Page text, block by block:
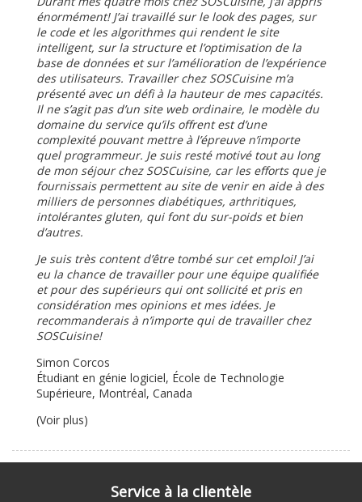
énormément! J’ai travaillé sur le look des pages, sur
le code et les algorithmes qui rendent le site
intelligent, sur la structure et l’optimisation de la
base de données et sur l’amélioration de l’expérience
des utilisateurs. Travailler chez SOSCuisine m’a
présenté avec un défi à la hauteur de mes capacités.
Il ne s’agit pas d’un site web ordinaire, le modèle du
domaine du service qu’ils offrent est d’une
complexité pouvant mettre à l’épreuve n’importe
quel programmeur. Je suis resté motivé tout au long
de mon séjour chez SOSCuisine, car les efforts que je
fournissais permettent au site de venir en aide à des
milliers de personnes diabétiques, arthritiques,
intolérantes gluten, qui font du sur-poids et bien
d’autres.
Je suis très content d’être tombé sur cet emploi! J’ai
eu la chance de travailler pour une équipe qualifiée
et pour des supérieurs qui ont sollicité et pris en
considération mes opinions et mes idées. Je
recommanderais à n’importe qui de travailler chez
SOSCuisine!
Simon Corcos
Étudiant en génie logiciel, École de Technologie
Supérieure, Montréal, Canada
(Voir plus)
Service à la clientèle